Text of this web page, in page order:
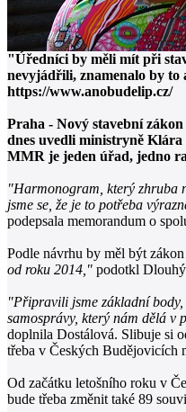
"Úředníci by měli mít při
nevyjádřili, znamenalo by to
https://www.anobudelip.cz/
Praha - Nový stavební
dnes uvedli ministryně
MMR je jeden úřad, jedno
"Harmonogram, který zhruba
jsme se, že je to potřeba
podepsala memorandum o
Podle návrhu by měl být
od roku 2014," podotkl
"Připravili jsme základní body,
samosprávy, který nám dělá v
doplnila Dostálová. Slibuje si
třeba v Českých Budějovicích
Od začátku letošního roku v
bude třeba změnit také 89